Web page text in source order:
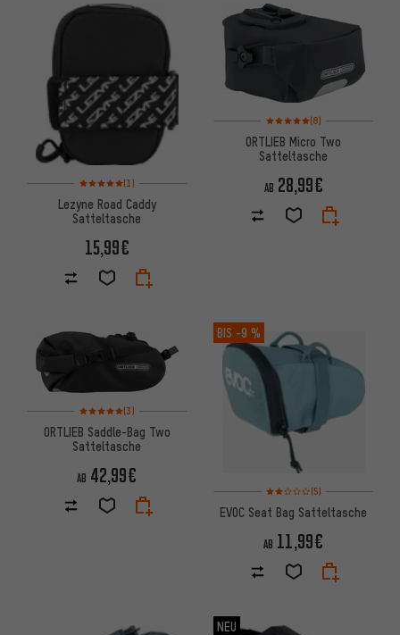
Bewertungen: 5 von 5 basierend auf 1 Bewertungen
(1)
Lezyne Road Caddy
Satteltasche
15,99€
Bewertungen: 5 von 5
(8)
ORTLIEB Micro Two
Satteltasche
AB 28,99€
Bewertungen: 5 von 5 basierend auf 3 Bewertungen
(3)
ORTLIEB Saddle-Bag Two
Satteltasche
AB 42,99€
BIS -9 %
Bewertungen: 2 von 5
(5)
EVOC Seat Bag Satteltasche
AB 11,99€
NEU